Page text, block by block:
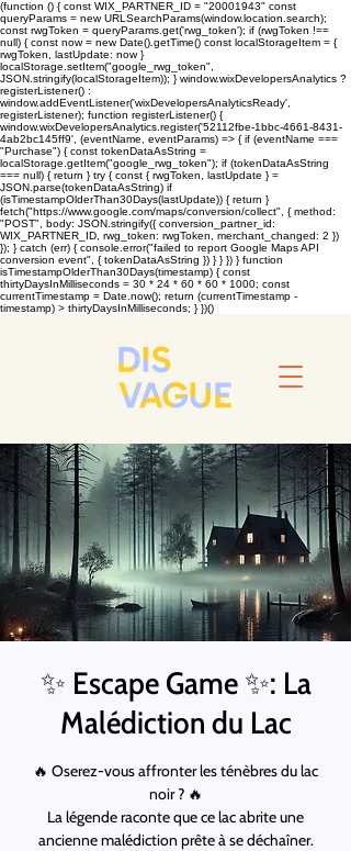
(function () { const WIX_PARTNER_ID = "20001943" const
queryParams = new URLSearchParams(window.location.search);
const rwgToken = queryParams.get('rwg_token'); if (rwgToken !==
null) { const now = new Date().getTime() const localStorageItem = {
rwgToken, lastUpdate: now }
localStorage.setItem("google_rwg_token",
JSON.stringify(localStorageItem)); } window.wixDevelopersAnalytics ?
registerListener() :
window.addEventListener('wixDevelopersAnalyticsReady',
registerListener); function registerListener() {
window.wixDevelopersAnalytics.register('52112fbe-1bbc-4661-8431-
4ab2bc145ff9', (eventName, eventParams) => { if (eventName ===
"Purchase") { const tokenDataAsString =
localStorage.getItem("google_rwg_token"); if (tokenDataAsString
=== null) { return } try { const { rwgToken, lastUpdate } =
JSON.parse(tokenDataAsString) if
(isTimestampOlderThan30Days(lastUpdate)) { return }
fetch("https://www.google.com/maps/conversion/collect", { method:
"POST", body: JSON.stringify({ conversion_partner_id:
WIX_PARTNER_ID, rwg_token: rwgToken, merchant_changed: 2 })
}); } catch (err) { console.error("failed to report Google Maps API
conversion event", { tokenDataAsString }) } } }) } function
isTimestampOlderThan30Days(timestamp) { const
thirtyDaysInMilliseconds = 30 * 24 * 60 * 60 * 1000; const
currentTimestamp = Date.now(); return (currentTimestamp -
timestamp) > thirtyDaysInMilliseconds; } })()
✨ Escape Game ✨: La
Malédiction du Lac
🔥 Oserez-vous affronter les ténèbres du lac
noir ? 🔥
La légende raconte que ce lac abrite une
ancienne malédiction prête à se déchaîner.